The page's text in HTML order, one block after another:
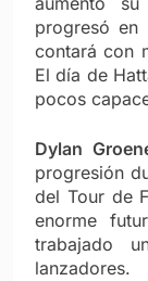
progresó en
contará con
El día de
pocos
Dylan
progresión
del Tour de
enorme
trabajado
lanzadores.